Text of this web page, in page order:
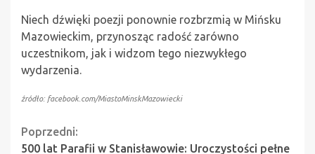
Niech dźwięki poezji ponownie rozbrzmią w Mińsku
Mazowieckim, przynosząc radość zarówno
uczestnikom, jak i widzom tego niezwykłego
wydarzenia.
źródło: facebook.com/MiastoMinskMazowiecki
Continue
Poprzedni:
500 lat Parafii w Stanisławowie: Uroczystości pełne